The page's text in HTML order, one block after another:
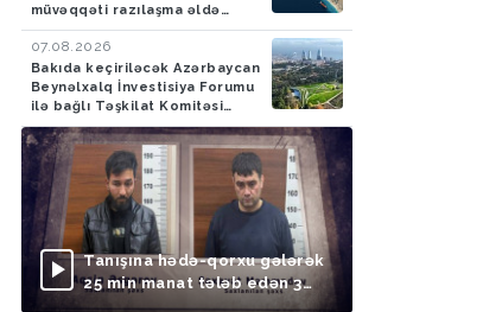
müvəqqəti razılaşma əldə
olunub
07.08.2026
Bakıda keçiriləcək Azərbaycan
Beynəlxalq İnvestisiya Forumu
ilə bağlı Təşkilat Komitəsi
yaradılıb
Tanışına hədə-qorxu gələrək
25 min manat tələb edən 3
nəfər saxlanılıb